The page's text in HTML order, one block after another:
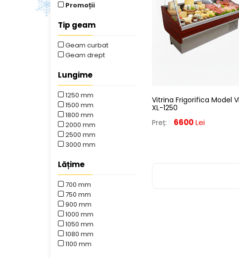
Promoții
Tip geam
Geam curbat
Geam drept
Lungime
1250 mm
1500 mm
1800 mm
2000 mm
2500 mm
3000 mm
Lățime
700 mm
750 mm
900 mm
1000 mm
1050 mm
1080 mm
1100 mm
Vitrina Frigorifica Model
XL-1250
Preț:
6600Lei